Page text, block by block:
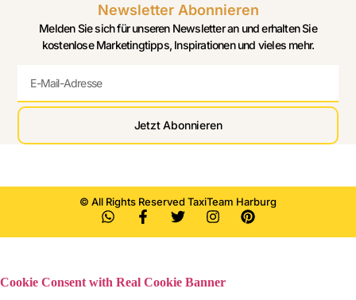
Newsletter Abonnieren
Melden Sie sich für unseren Newsletter an und erhalten Sie
kostenlose Marketingtipps, Inspirationen und vieles mehr.
Jetzt Abonnieren
© All Rights Reserved TaxiTeam Harburg
Cookie Consent with Real Cookie Banner